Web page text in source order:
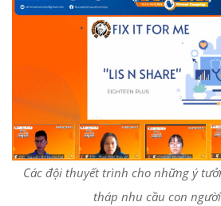
Các đội thuyết trình cho những ý
tháp nhu cầu con